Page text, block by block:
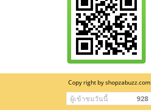
Copy right by shopzabuzz.com
ผู้เข้าชมวันนี้ 928